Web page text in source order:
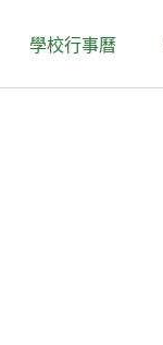
學校行事曆